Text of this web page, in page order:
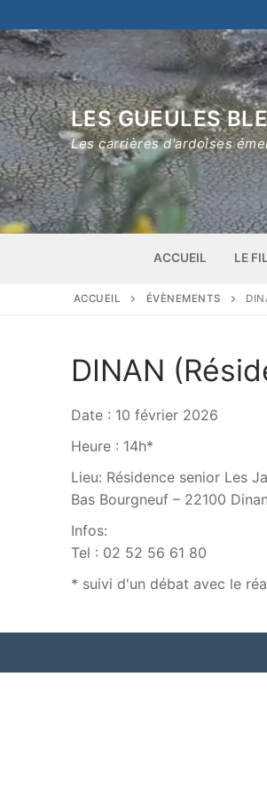
au
contenu
LES GUEULES
Les carrières d'ardoises
ACCUEIL LE
ACCUEIL ÉVÈNEMENTS
DINAN
Date : 10 février 2026
Heure : 14h*
Lieu: Résidence senior Les
Bas Bourgneuf – 22100 Dinan
Infos:
Tel : 02 52 56 61 80
* suivi d'un débat avec le